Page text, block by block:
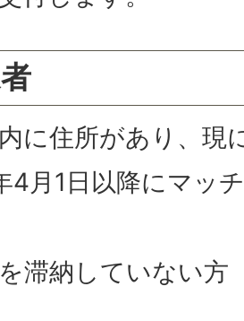
に住所があり、現
4月1日以降にマッ
滞納していない方